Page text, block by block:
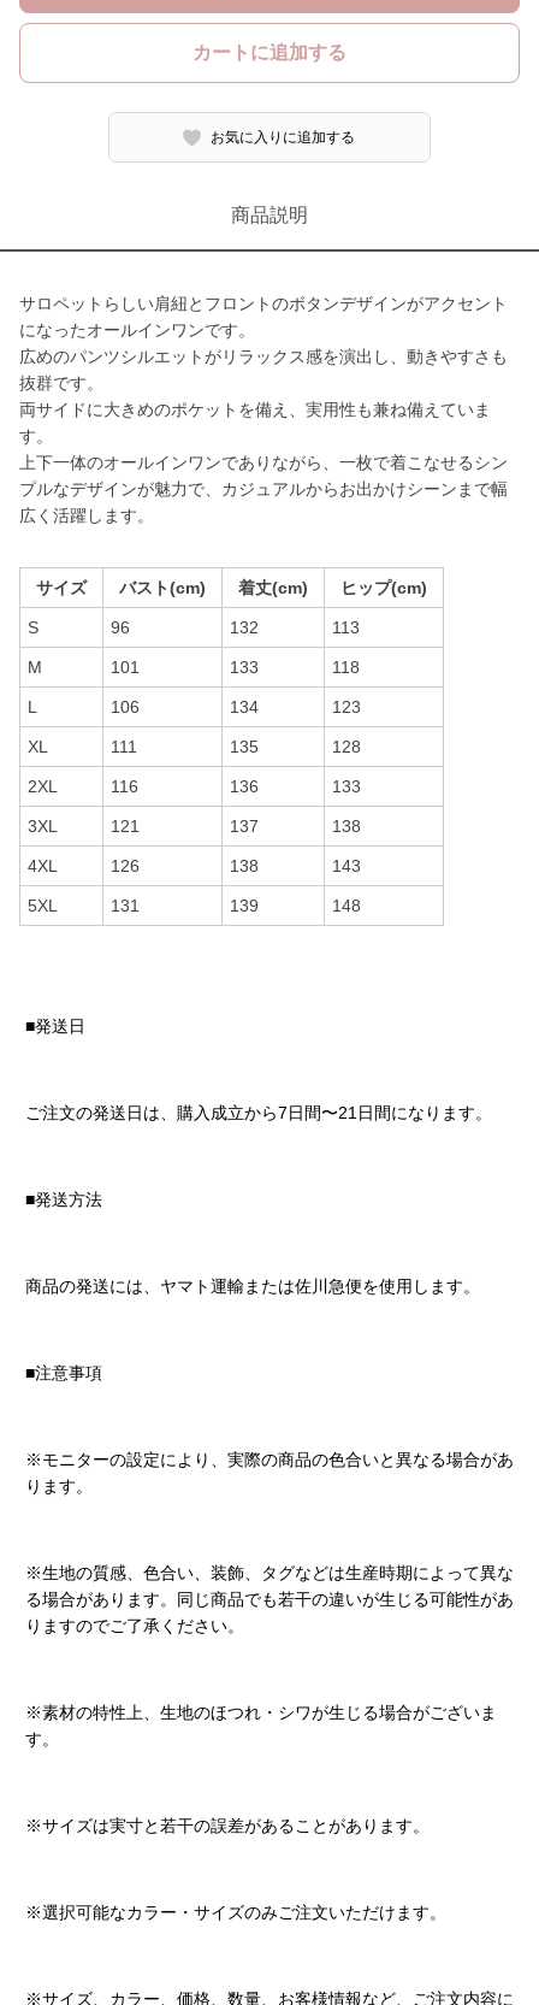
カートに追加する
お気に入りに追加する
商品説明
サロペットらしい肩紐とフロントのボタンデザインがアクセント
になったオールインワンです。
広めのパンツシルエットがリラックス感を演出し、動きやすさも
抜群です。
両サイドに大きめのポケットを備え、実用性も兼ね備えていま
す。
上下一体のオールインワンでありながら、一枚で着こなせるシン
プルなデザインが魅力で、カジュアルからお出かけシーンまで幅
広く活躍します。
サイズ バスト(cm) 着丈(cm) ヒップ(cm)
S 96 132 113
M 101 133 118
L 106 134 123
XL 111 135 128
2XL 116 136 133
3XL 121 137 138
4XL 126 138 143
5XL 131 139 148
■発送日
ご注文の発送日は、購入成立から7日間〜21日間になります。
■発送方法
商品の発送には、ヤマト運輸または佐川急便を使用します。
■注意事項
※モニターの設定により、実際の商品の色合いと異なる場合があ
ります。
※生地の質感、色合い、装飾、タグなどは生産時期によって異な
る場合があります。同じ商品でも若干の違いが生じる可能性があ
りますのでご了承ください。
※素材の特性上、生地のほつれ・シワが生じる場合がございま
す。
※サイズは実寸と若干の誤差があることがあります。
※選択可能なカラー・サイズのみご注文いただけます。
※サイズ、カラー、価格、数量、お客様情報など、ご注文内容に